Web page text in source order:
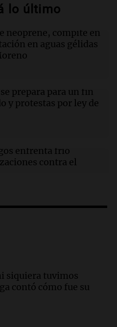
de Lima 2027
estará el tiempo
lo último
neoprene, compite en
en aguas gélidas
prepara para un fin
y protestas por ley de
enfrenta frío
contra el
Senado sobre
en Argentina
prepara para un fin
y ciudadanos
de tierras
siquiera tuvimos
contó cómo fue su